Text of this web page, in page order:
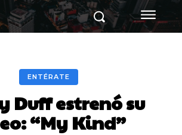
ENTÉRATE
Duff estrenó su
“My Kind”